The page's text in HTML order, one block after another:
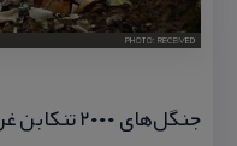
جنگل‌های ۲۰۰۰ تنكابن غرق در زباله